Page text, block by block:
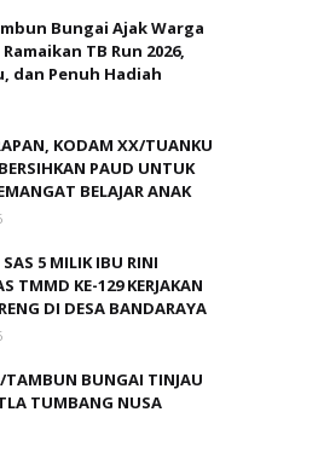
Bungai Ajak Warga
TB Run 2026,
dan Penuh Hadiah
KODAM XX/TUANKU
PAUD UNTUK
BELAJAR ANAK
SAS 5 MILIK IBU RINI
TMMD KE-129 KERJAKAN
DI DESA BANDARAYA
BUNGAI TINJAU
TUMBANG NUSA